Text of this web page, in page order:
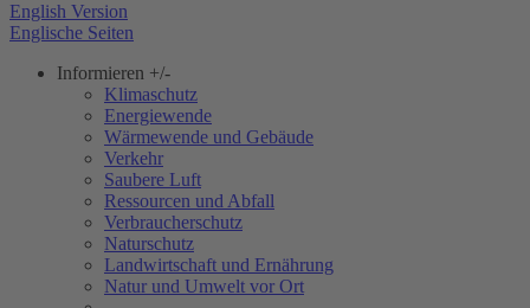
English Version
Englische Seiten
Informieren +/-
Klimaschutz
Energiewende
Wärmewende und Gebäude
Verkehr
Saubere Luft
Ressourcen und Abfall
Verbraucherschutz
Naturschutz
Landwirtschaft und Ernährung
Natur und Umwelt vor Ort